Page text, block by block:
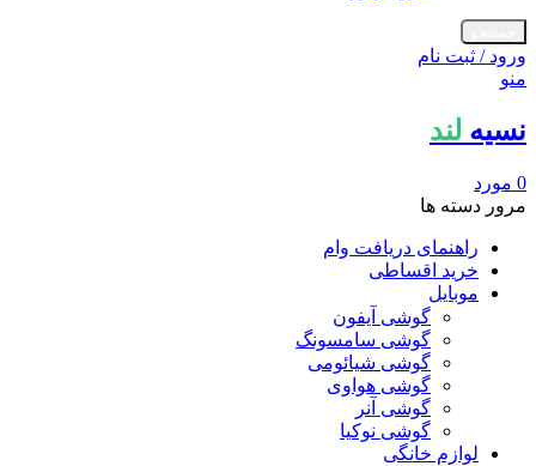
ورود / ثبت نام
منو
نسیه لند
0 مورد
مرور دسته ها
راهنمای دریافت وام
خرید اقساطی
موبایل
گوشی آیفون
گوشی سامسونگ
گوشی شیائومی
گوشی هواوی
گوشی آنر
گوشی نوکیا
لوازم خانگی